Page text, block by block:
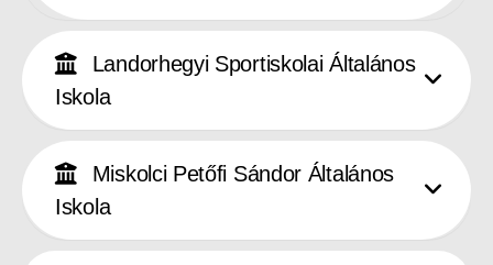
Landorhegyi Sportiskolai Általános
Iskola
Miskolci Petőfi Sándor Általános
Iskola